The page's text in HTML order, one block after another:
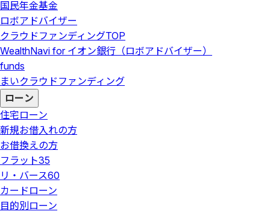
国民年金基金
ロボアドバイザー
クラウドファンディングTOP
WealthNavi for イオン銀行（ロボアドバイザー）
funds
まいクラウドファンディング
ローン
住宅ローン
新規お借入れの方
お借換えの方
フラット35
リ・バース60
カードローン
目的別ローン